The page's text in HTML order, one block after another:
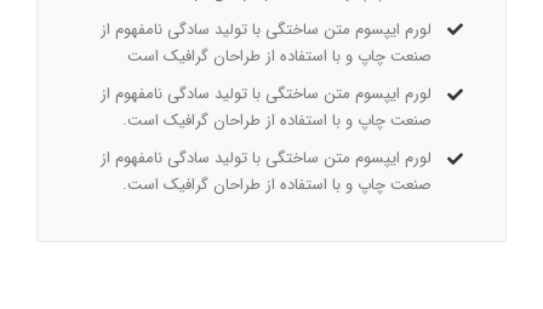
لورم ایپسوم متن ساختگی با تولید سادگی نامفهوم از
صنعت چاپ و با استفاده از طراحان گرافیک است
لورم ایپسوم متن ساختگی با تولید سادگی نامفهوم از
صنعت چاپ و با استفاده از طراحان گرافیک است.
لورم ایپسوم متن ساختگی با تولید سادگی نامفهوم از
صنعت چاپ و با استفاده از طراحان گرافیک است.